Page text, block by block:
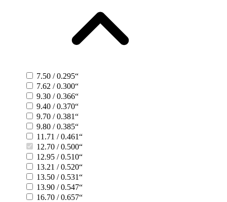
7.50 / 0.295“
7.62 / 0.300“
9.30 / 0.366“
9.40 / 0.370“
9.70 / 0.381“
9.80 / 0.385“
11.71 / 0.461“
12.70 / 0.500“
12.95 / 0.510“
13.21 / 0.520“
13.50 / 0.531“
13.90 / 0.547“
16.70 / 0.657“